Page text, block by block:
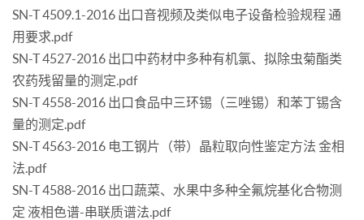
SN-T 4509.1-2016 出口音视频及类似电子设备检验规程 通
用要求.pdf
SN-T 4527-2016 出口中药材中多种有机氯、拟除虫菊酯类
农药残留量的测定.pdf
SN-T 4558-2016 出口食品中三环锡（三唑锡）和苯丁锡含
量的测定.pdf
SN-T 4563-2016 电工钢片（带）晶粒取向性鉴定方法 金相
法.pdf
SN-T 4588-2016 出口蔬菜、水果中多种全氟烷基化合物测
定 液相色谱-串联质谱法.pdf